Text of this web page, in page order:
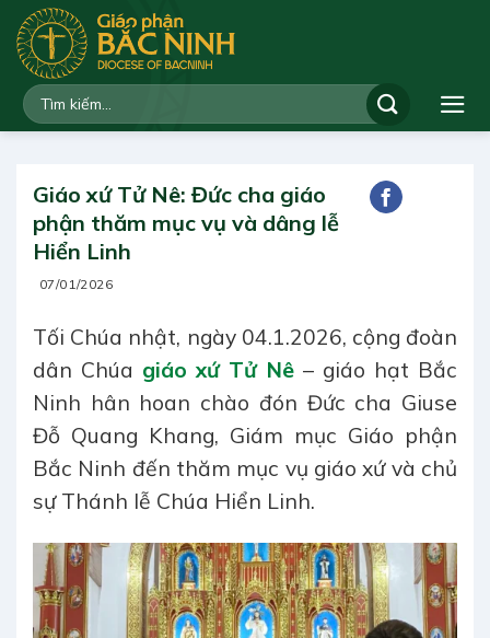
qua
dung
Giáo xứ Tử Nê: Đức cha giáo
phận thăm mục vụ và dâng lễ
Hiển Linh
07/01/2026
Tối Chúa nhật, ngày 04.1.2026, cộng đoàn
dân Chúa giáo xứ Tử Nê – giáo hạt Bắc
Ninh hân hoan chào đón Đức cha Giuse
Đỗ Quang Khang, Giám mục Giáo phận
Bắc Ninh đến thăm mục vụ giáo xứ và chủ
sự Thánh lễ Chúa Hiển Linh.